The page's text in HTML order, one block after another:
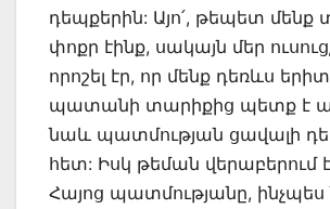
դեպքերին: Այո՛, թեպետ մենք
փոքր էինք, սակայն մեր
որոշել էր, որ մենք դեռևս
պատանի տարիքից պետք է
նաև պատմության ցավալի
հետ: Իսկ թեման վերաբերում
Հայոց պատմությանը, ինչպես